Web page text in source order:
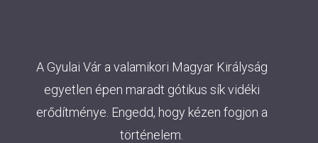
A Gyulai Vár a valamikori Magyar Királyság
egyetlen épen maradt gótikus sík vidéki
erődítménye. Engedd, hogy kézen fogjon a
történelem.